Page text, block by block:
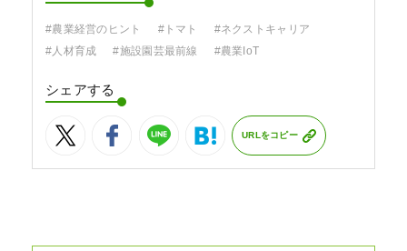
#農業経営のヒント #トマト
#ネクストキャリア
#人材育成
#施設園芸最前線 #農業IoT
シェアする
URLをコピー